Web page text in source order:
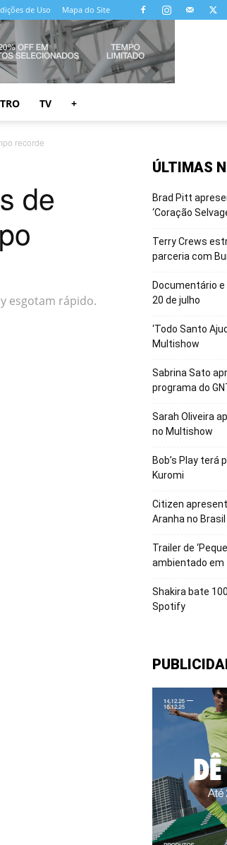
de Uso Mapa do Site
TV +
recorde
de
esgotam rápido.
ÚLTIMAS
Brad Pitt
‘Coração
Terry Crews
parceria com
Documentário
20 de julho
‘Todo Santo
Multishow
Sabrina Sato
programa do
Sarah Oliveira
no Multishow
Bob’s Play terá
Kuromi
Citizen
Aranha no Brasil
Trailer de
ambientado em
Shakira bate
Spotify